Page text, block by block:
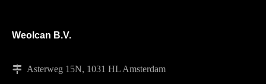
Weolcan B.V.
Asterweg 15N, 1031 HL Amsterdam